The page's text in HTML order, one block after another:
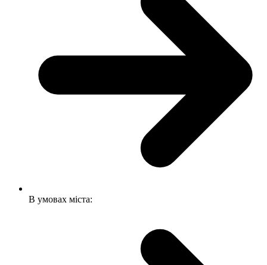
В умовах міста: